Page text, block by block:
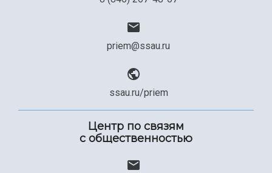
priem@ssau.ru
ssau.ru/priem
Центр по связям
с общественностью